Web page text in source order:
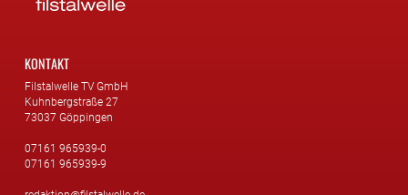
KONTAKT
Filstalwelle TV GmbH
Kuhnbergstraße 27
73037 Göppingen
07161 965939-0
07161 965939-9